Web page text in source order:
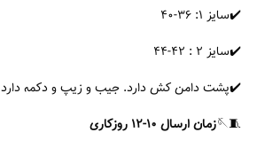
✔️سایز ۱: ۳۶-۴۰
✔️سایز ۲ : ۴۲-۴۴
✔️پشت دامن کش دارد. جیب و زیپ و دکمه دارد
🧵🪡‏
زمان ارسال ۱۰-۱۲ روز‌کاری